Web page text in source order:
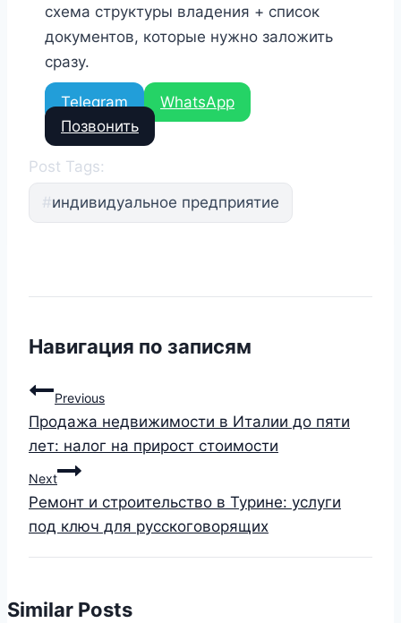
схема структуры владения + список
документов, которые нужно заложить
сразу.
Telegram
WhatsApp
Позвонить
Post Tags:
#индивидуальное предприятие
Навигация по записям
Previous
Продажа недвижимости в Италии до пяти
лет: налог на прирост стоимости
Next
Ремонт и строительство в Турине: услуги
под ключ для русскоговорящих
Similar Posts